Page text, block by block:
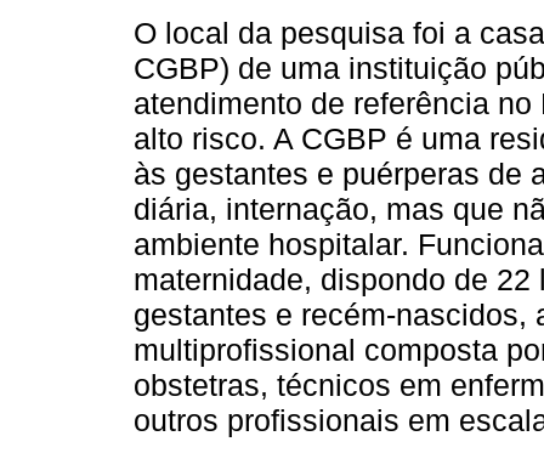
O local da pesquisa foi a
CGBP) de uma instituição
atendimento de referência
alto risco. A CGBP é uma
às gestantes e puérperas de
diária, internação, mas que
ambiente hospitalar.
maternidade, dispondo de
gestantes e recém-nascidos,
multiprofissional composta
obstetras, técnicos em
outros profissionais em